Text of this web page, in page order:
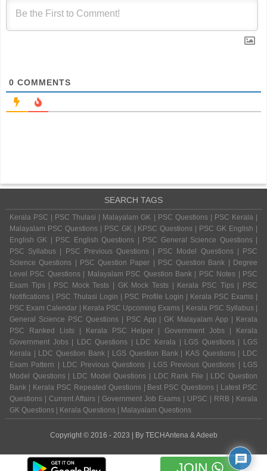
0 COMMENTS
SEARCH TAGS
Kerala PSC | PSC Thulasi | Malayalam GK | PSC Questions | PSC Kerala |
Malayalam PSC Questions | PSC GK | KPSC Questions | PSC GK English |
English GK | PSC English Questions | PSC General Science Questions |
PSC Syllabus | PSC Previous Questions | PSC Model Questions | PSC
Science Questions | PSC Question Paper | PSC Question Bank | Degree
Level PSC Questions | Malayalam PSC Question Bank | PSC Notes | PSC
Exam Tips | PSC Mock Tests | GK Mock Tests | Kerala PSC Tips | PSC
Notifications | PSC Thulasi Login | PSC Profile Login | Kerala PSC Exams |
PSC Exam Calendar | Kerala PSC Upcoming Exams | Kerala PSC Syllabus |
General Science PSC Questions | PSC App | GK Malayalam App | Kerala
PSC Ranked Lists | Kerala PSC Helper | Government Jobs | Kerala
Government Jobs | LDC Questions | LDC Kerala | LGS Questions | LGS
Kerala | LDC Question Bank | LGS Question Bank | KAS Questions | LDC
Exam Pattern | LDC Previous Questions | LGS Previous Questions | LGS
Model Questions | LDC Model Questions | LDC Rank File | LDC Question
Bank | Kerala PSC Repeated Questions | Best PSC Questions | Latest PSC
Questions | Current Affairs | Government Job Exams | UPSC | RRB | Kerala
GK Questions | Kerala Questions | Malayalam Questions
Copyright © 2016 - 2023 | By TECHAntena & Adeeb